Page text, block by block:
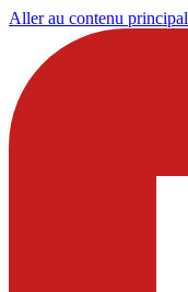
Aller au contenu principal